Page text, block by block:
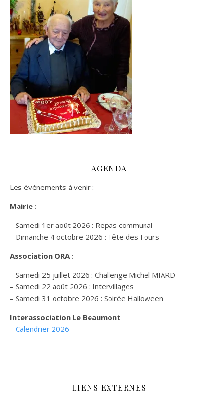
AGENDA
Les évènements à venir :
Mairie :
– Samedi 1er août 2026 : Repas communal
– Dimanche 4 octobre 2026 : Fête des Fours
Association ORA :
– Samedi 25 juillet 2026 : Challenge Michel MIARD
– Samedi 22 août 2026 : Intervillages
– Samedi 31 octobre 2026 : Soirée Halloween
Interassociation Le Beaumont
– Calendrier 2026
LIENS EXTERNES